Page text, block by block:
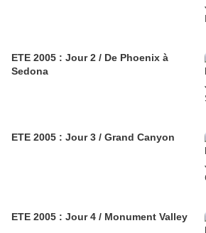
ETE 2005 : Jour 2 / De Phoenix à
Sedona
ETE 2005 : Jour 3 / Grand Canyon
ETE 2005 : Jour 4 / Monument Valley